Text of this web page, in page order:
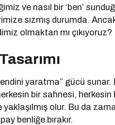
ve nasıl bir ‘ben’
sızmış durumda.
olmaktan mı çıkıyoruz?
yaratma” gücü
bir sahnesi, herkesin
yaklaşılmış olur. Bu da
benliğe bırakır.